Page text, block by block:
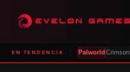
EN TENDENCIA Palworld